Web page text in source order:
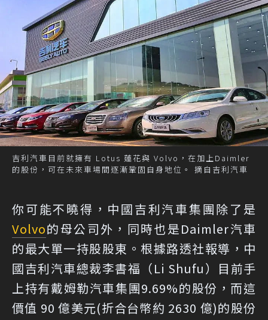
吉利汽車目前就擁有 Lotus 蓮花與 Volvo，在加上Daimler
的股份，可在未來車場間逐漸鞏固自身地位。 摘自吉利汽車
你可能不曉得，中國吉利汽車集團除了是
Volvo的母公司外，同時也是Daimler汽車
的最大單一持股股東。根據路透社報導，中
國吉利汽車總裁李書福（Li Shufu）目前手
上持有戴姆勒汽車集團9.69%的股份，而這
價值 90 億美元(折合台幣約 2630 億)的股份